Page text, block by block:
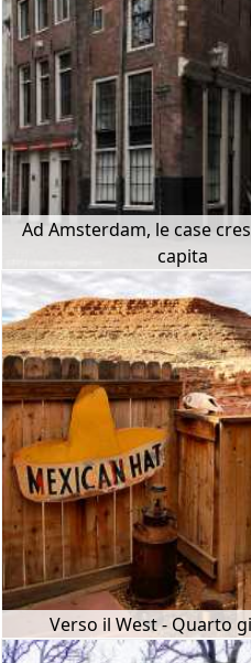
Ad Amsterdam, le case
capita
Verso il West - Quarto